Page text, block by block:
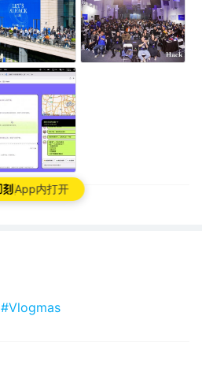
App内打开
#Vlogmas